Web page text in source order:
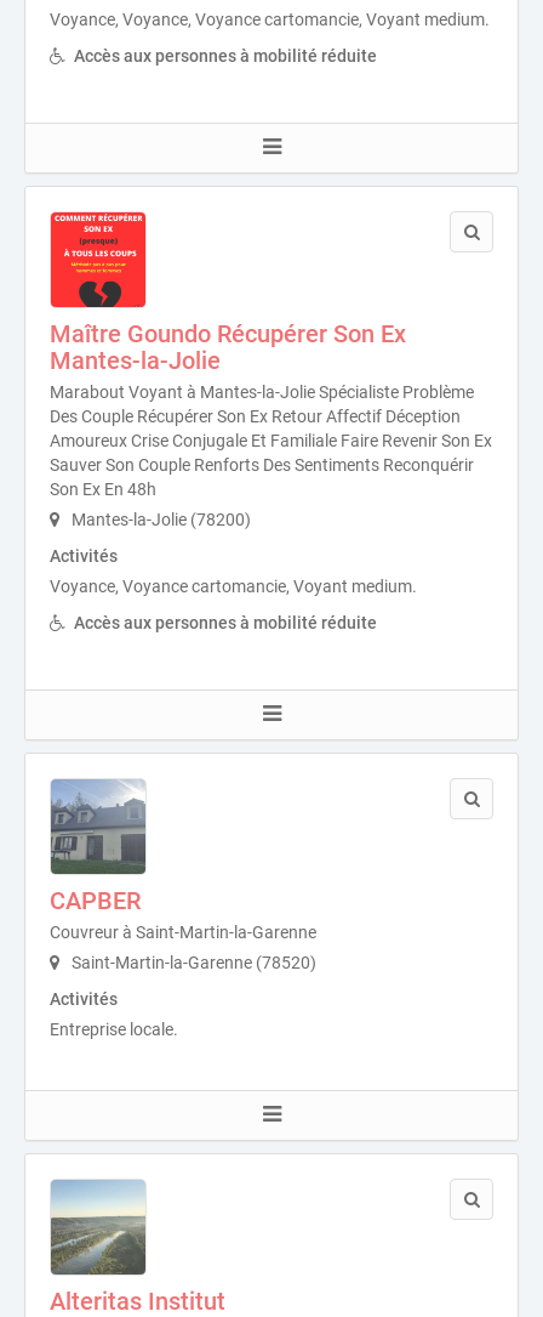
Voyance, Voyance, Voyance cartomancie, Voyant medium.
Accès aux personnes à mobilité réduite
Maître Goundo Récupérer Son Ex
Mantes-la-Jolie
Marabout Voyant à Mantes-la-Jolie Spécialiste Problème
Des Couple Récupérer Son Ex Retour Affectif Déception
Amoureux Crise Conjugale Et Familiale Faire Revenir Son Ex
Sauver Son Couple Renforts Des Sentiments Reconquérir
Son Ex En 48h
Mantes-la-Jolie (78200)
Activités
Voyance, Voyance cartomancie, Voyant medium.
Accès aux personnes à mobilité réduite
CAPBER
Couvreur à Saint-Martin-la-Garenne
Saint-Martin-la-Garenne (78520)
Activités
Entreprise locale.
Alteritas Institut